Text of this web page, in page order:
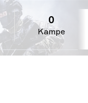
Kampe
0